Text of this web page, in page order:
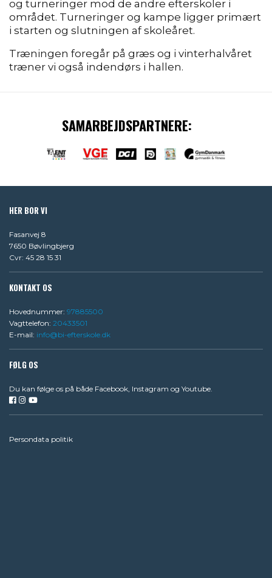
og turneringer mod de andre efterskoler i
området. Turneringer og kampe ligger primært
i starten og slutningen af skoleåret.
Træningen foregår på græs og i vinterhalvåret
træner vi også indendørs i hallen.
SAMARBEJDSPARTNERE:
HER BOR VI
Fasanvej 8
7650 Bøvlingbjerg
Cvr: 45 28 15 31
KONTAKT OS
Hovednummer: 97885500
Vagttelefon: 20433501
E-mail: info@bi-efterskole.dk
FØLG OS
Du kan følge os på både Facebook, Instagram og Youtube.
Persondata politik